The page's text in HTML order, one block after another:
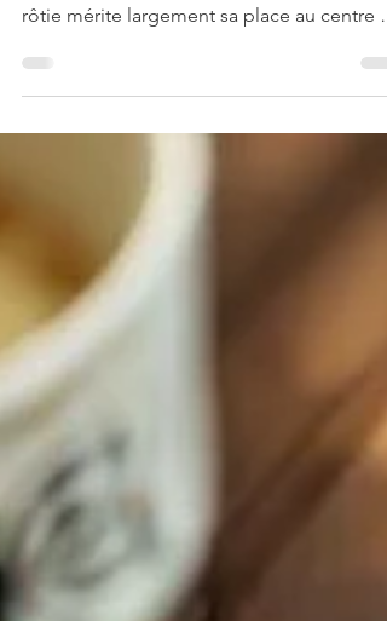
POKE BOWL Butternut
Et voilà, un poke bowl qui change des
classiques et qui prouve que la butternut
rôtie mérite largement sa place au centre
textures, c’est le genre de recette simple
fait toujours son petit effet.